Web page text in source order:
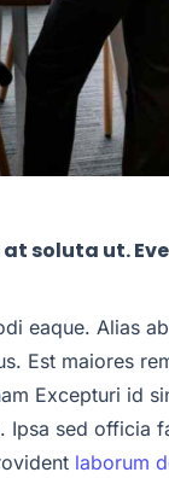
soluta ut.
eaque. Alias
Est maiores
Excepturi id
sed officia
laborum